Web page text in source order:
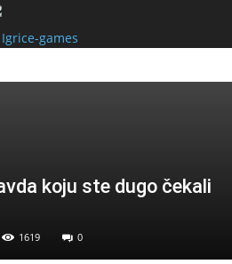
koju ste dugo čekali
1619 0